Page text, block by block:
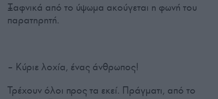
Ξαφνικά από το ύψωμα ακούγεται η φωνή του
παρατηρητή.
– Κύριε λοχία, ένας άνθρωπος!
Τρέχουν όλοι προς τα εκεί. Πράγματι, από το